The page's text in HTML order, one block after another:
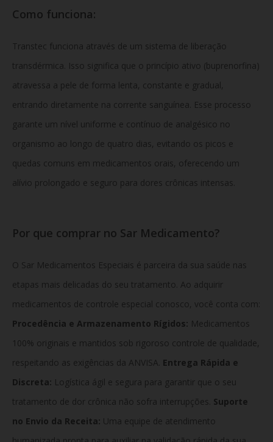
Como funciona:
Transtec funciona através de um sistema de liberação
transdérmica. Isso significa que o princípio ativo (buprenorfina)
atravessa a pele de forma lenta, constante e gradual,
entrando diretamente na corrente sanguínea. Esse processo
garante um nível uniforme e contínuo de analgésico no
organismo ao longo de quatro dias, evitando os picos e
quedas comuns em medicamentos orais, oferecendo um
alívio prolongado e seguro para dores crônicas intensas.
Por que comprar no Sar Medicamento?
O Sar Medicamentos Especiais é parceira da sua saúde nas
etapas mais delicadas do seu tratamento. Ao adquirir
medicamentos de controle especial conosco, você conta com:
Procedência e Armazenamento Rígidos: Medicamentos
100% originais e mantidos sob rigoroso controle de qualidade,
respeitando as exigências da ANVISA. Entrega Rápida e
Discreta: Logística ágil e segura para garantir que o seu
tratamento de dor crônica não sofra interrupções. Suporte
no Envio da Receita: Uma equipe de atendimento